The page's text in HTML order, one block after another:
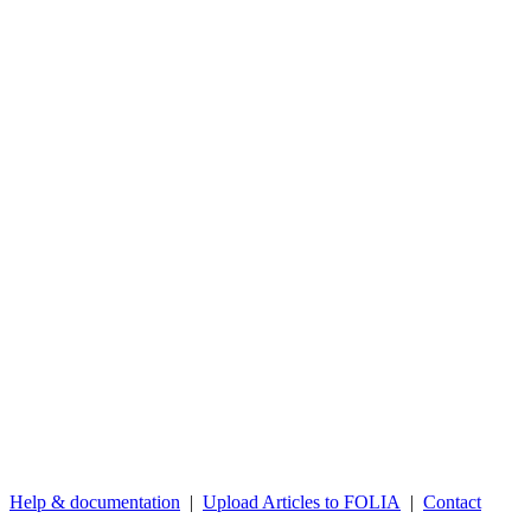
Help & documentation | Upload Articles to FOLIA | Contact